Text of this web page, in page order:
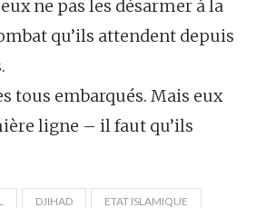
ne pas les désarmer à la
qu’ils attendent depuis
tous embarqués. Mais eux
ligne – il faut qu’ils
DJIHAD ETAT ISLAMIQUE